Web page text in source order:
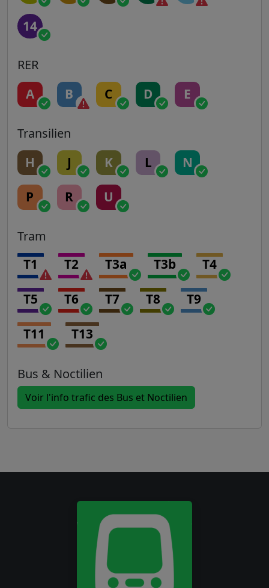
14
RER
A B C D E
Transilien
H J K L N
P R U
Tram
T1 T2 T3a T3b T4
T5 T6 T7 T8 T9
T11 T13
Bus & Noctilien
Voir l'info trafic des Bus et Noctilien